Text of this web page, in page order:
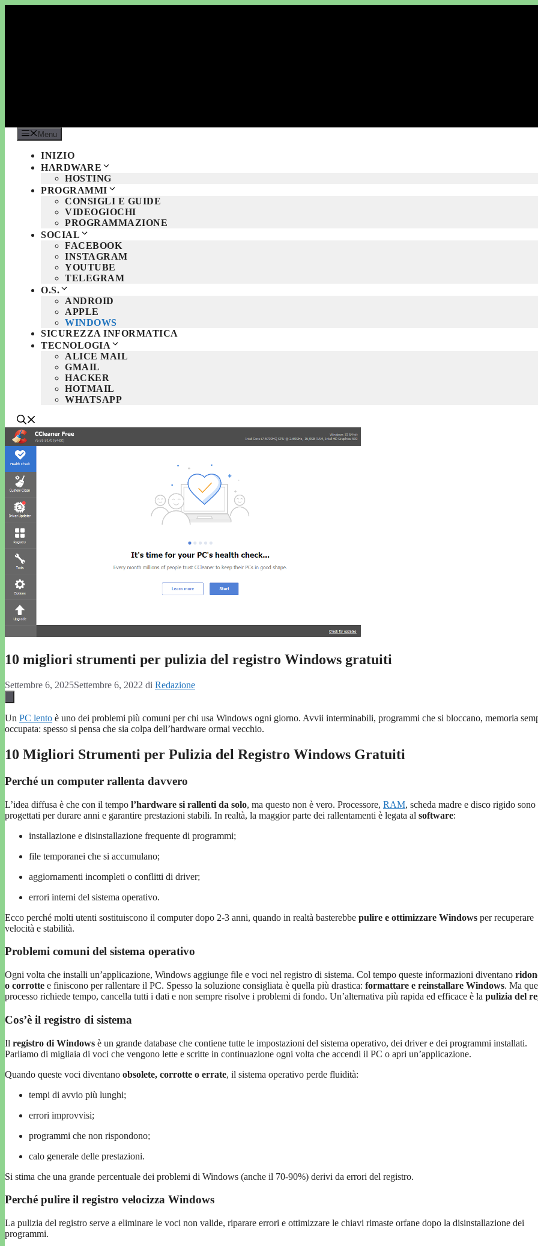
Menu
INIZIO
HARDWARE
HOSTING
PROGRAMMI
CONSIGLI E GUIDE
VIDEOGIOCHI
PROGRAMMAZIONE
SOCIAL
FACEBOOK
INSTAGRAM
YOUTUBE
TELEGRAM
O.S.
ANDROID
APPLE
WINDOWS
SICUREZZA INFORMATICA
TECNOLOGIA
ALICE MAIL
GMAIL
HACKER
HOTMAIL
WHATSAPP
10 migliori strumenti per pulizia del registro Windows gratuiti
Settembre 6, 2025Settembre 6, 2022 di Redazione
Un PC lento è uno dei problemi più comuni per chi usa Windows ogni giorno. Avvii interminabili, programmi che si bloccano, memoria
occupata: spesso si pensa che sia colpa dell’hardware ormai vecchio.
10 Migliori Strumenti per Pulizia del Registro Windows Gratuiti
Perché un computer rallenta davvero
L’idea diffusa è che con il tempo l’hardware si rallenti da solo, ma questo non è vero. Processore, RAM, scheda madre e disco rigido sono
progettati per durare anni e garantire prestazioni stabili. In realtà, la maggior parte dei rallentamenti è legata al software:
installazione e disinstallazione frequente di programmi;
file temporanei che si accumulano;
aggiornamenti incompleti o conflitti di driver;
errori interni del sistema operativo.
Ecco perché molti utenti sostituiscono il computer dopo 2-3 anni, quando in realtà basterebbe pulire e ottimizzare Windows per recuperare
velocità e stabilità.
Problemi comuni del sistema operativo
Ogni volta che installi un’applicazione, Windows aggiunge file e voci nel registro di sistema. Col tempo queste informazioni diventano
o corrotte e finiscono per rallentare il PC. Spesso la soluzione consigliata è quella più drastica: formattare e reinstallare Windows. Ma
processo richiede tempo, cancella tutti i dati e non sempre risolve i problemi di fondo. Un’alternativa più rapida ed efficace è la pulizia del
Cos’è il registro di sistema
Il registro di Windows è un grande database che contiene tutte le impostazioni del sistema operativo, dei driver e dei programmi installati.
Parliamo di migliaia di voci che vengono lette e scritte in continuazione ogni volta che accendi il PC o apri un’applicazione.
Quando queste voci diventano obsolete, corrotte o errate, il sistema operativo perde fluidità:
tempi di avvio più lunghi;
errori improvvisi;
programmi che non rispondono;
calo generale delle prestazioni.
Si stima che una grande percentuale dei problemi di Windows (anche il 70-90%) derivi da errori del registro.
Perché pulire il registro velocizza Windows
La pulizia del registro serve a eliminare le voci non valide, riparare errori e ottimizzare le chiavi rimaste orfane dopo la disinstallazione dei
programmi.